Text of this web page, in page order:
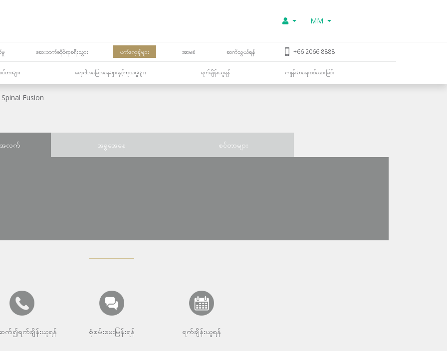
MM
မှု ဆေးဘက်ဆိုင်ရာခရီးသွား ပက်ကေ့ချ်များ အာမခံ ဆက်သွယ်ရန် +66 2066 8888
ာများ ရောဂါအခြေအနေများနှင့်ကုသမှုများ ရက်ချိန်းယူရန် ကျန်းမာရေးစစ်ဆေးခြင်း
Spinal Fusion
အလက် အခွအေနေ စင်တာများ
က်၍ရက်ချိန်းယူရန် စုံစမ်းမေးမြန်းရန် ရက်ချိန်းယူရန်